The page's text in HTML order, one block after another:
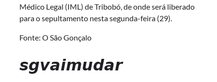
Médico Legal (IML) de Tribobó, de onde será liberado
para o sepultamento nesta segunda-feira (29).
Fonte: O São Gonçalo
𝙨𝙜𝙫𝙖𝙞𝙢𝙪𝙙𝙖𝙧